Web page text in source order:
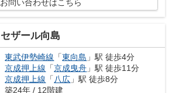
お問い合わせはこちら
セザール向島
東武伊勢崎線 「東向島 」駅 徒歩4分
京成押上線 「京成曳舟 」駅 徒歩11分
京成押上線 「 八広 」駅 徒歩8分
築24年 / 12階建